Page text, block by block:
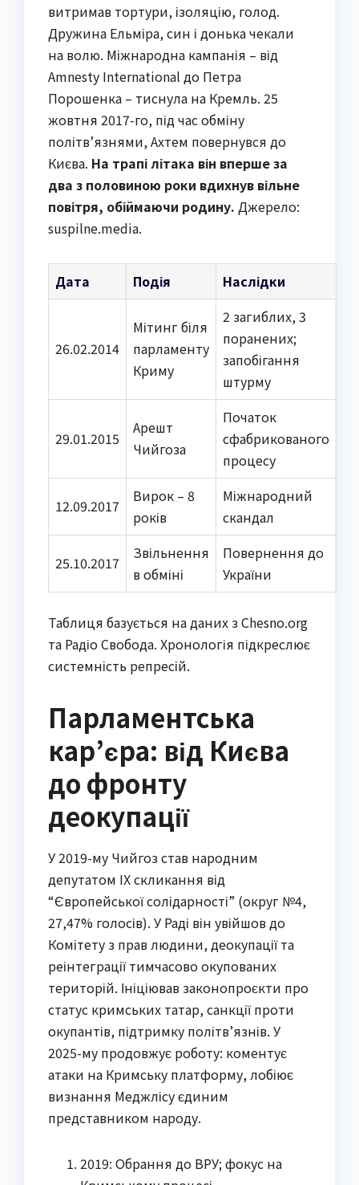
витримав тортури, ізоляцію, голод.
Дружина Ельміра, син і донька чекали
на волю. Міжнародна кампанія – від
Amnesty International до Петра
Порошенка – тиснула на Кремль. 25
жовтня 2017-го, під час обміну
політв’язнями, Ахтем повернувся до
Києва. На трапі літака він вперше за
два з половиною роки вдихнув вільне
повітря, обіймаючи родину. Джерело:
suspilne.media.
Дата Подія Наслідки
26.02.2014
Мітинг біля
парламенту
Криму
2 загиблих, 3
поранених;
запобігання
штурму
29.01.2015
Арешт
Чийгоза
Початок
сфабрикованого
процесу
12.09.2017
Вирок – 8
років
Міжнародний
скандал
25.10.2017
Звільнення
в обміні
Повернення до
України
Таблиця базується на даних з Chesno.org
та Радіо Свобода. Хронологія підкреслює
системність репресій.
Парламентська
кар’єра: від Києва
до фронту
деокупації
У 2019-му Чийгоз став народним
депутатом IX скликання від
“Європейської солідарності” (округ №4,
27,47% голосів). У Раді він увійшов до
Комітету з прав людини, деокупації та
реінтеграції тимчасово окупованих
територій. Ініціював законопроєкти про
статус кримських татар, санкції проти
окупантів, підтримку політв’язнів. У
2025-му продовжує роботу: коментує
атаки на Кримську платформу, лобіює
визнання Меджлісу єдиним
представником народу.
2019: Обрання до ВРУ; фокус на